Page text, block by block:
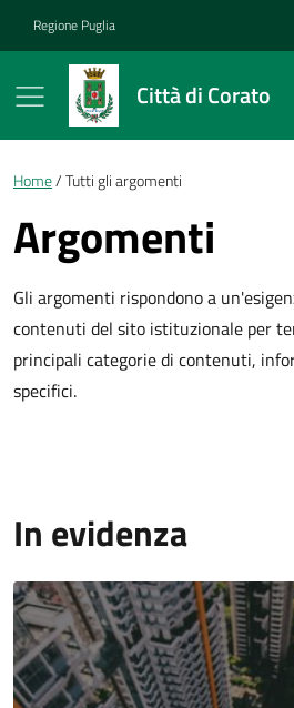
Regione Puglia
Città di Corato
Briciole di pane
Home Tutti gli argomenti
Argomenti
Gli argomenti rispondono a
contenuti del sito istituzionale per
principali categorie di contenuti,
specifici.
In evidenza